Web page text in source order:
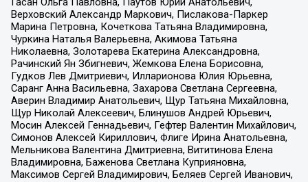
Верховский Александр Маркович, Пислакова-Паркер
Марина Петровна, Кочеткова Татьяна Владимировна,
Чуркина Наталья Валерьевна, Акимова Татьяна
Николаевна, Золотарева Екатерина Александровна,
Рачинский Ян Збигневич, Жемкова Елена Борисовна,
Гудков Лев Дмитриевич, Илларионова Юлия Юрьевна,
Саранг Анна Васильевна, Захарова Светлана Сергеевна,
Аверин Владимир Анатольевич, Щур Татьяна Михайловна,
Щур Николай Алексеевич, Блинушов Андрей Юрьевич,
Мосин Алексей Геннадьевич, Гефтер Валентин Михайлович,
Симонов Алексей Кириллович, Флиге Ирина Анатольевна,
Мельникова Валентина Дмитриевна, Вититинова Елена
Владимировна, Баженова Светлана Куприяновна,
Максимов Сергей Владимирович, Беляев Сергей Иванович,